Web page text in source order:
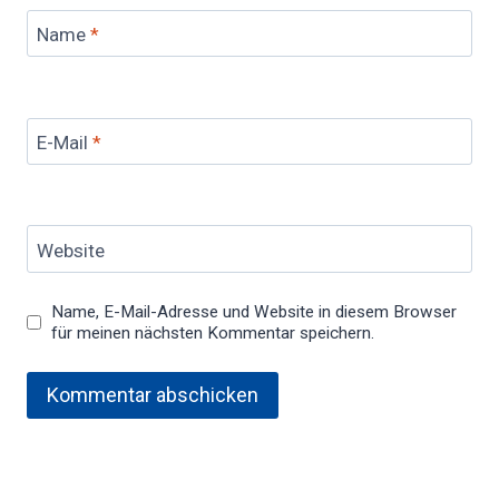
Name *
E-Mail *
Website
Name, E-Mail-Adresse und Website in diesem Browser
für meinen nächsten Kommentar speichern.